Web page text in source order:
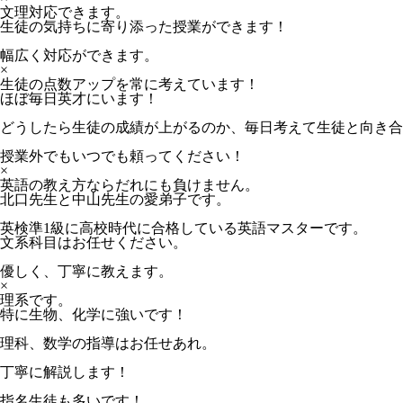
文理対応できます。
生徒の気持ちに寄り添った授業ができます！
幅広く対応ができます。
×
生徒の点数アップを常に考えています！
ほぼ毎日英才にいます！
どうしたら生徒の成績が上がるのか、毎日考えて生徒と向き合
授業外でもいつでも頼ってください！
×
英語の教え方ならだれにも負けません。
北口先生と中山先生の愛弟子です。
英検準1級に高校時代に合格している英語マスターです。
文系科目はお任せください。
優しく、丁寧に教えます。
×
理系です。
特に生物、化学に強いです！
理科、数学の指導はお任せあれ。
丁寧に解説します！